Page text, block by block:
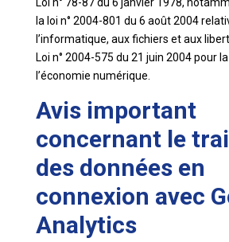
la loi n° 2004-801 du 6 août 2004
l’informatique, aux fichiers et aux
Loi n° 2004-575 du 21 juin 2004 pour
l’économie numérique.
Avis important
concernant le
des données en
connexion avec
Analytics